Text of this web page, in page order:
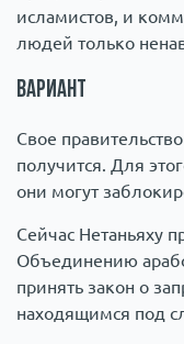
исламистов, и
людей только
Вариант
Свое
получится. Для
они могут
Сейчас Нетаньяху
Объединению
принять закон о
находящимся под